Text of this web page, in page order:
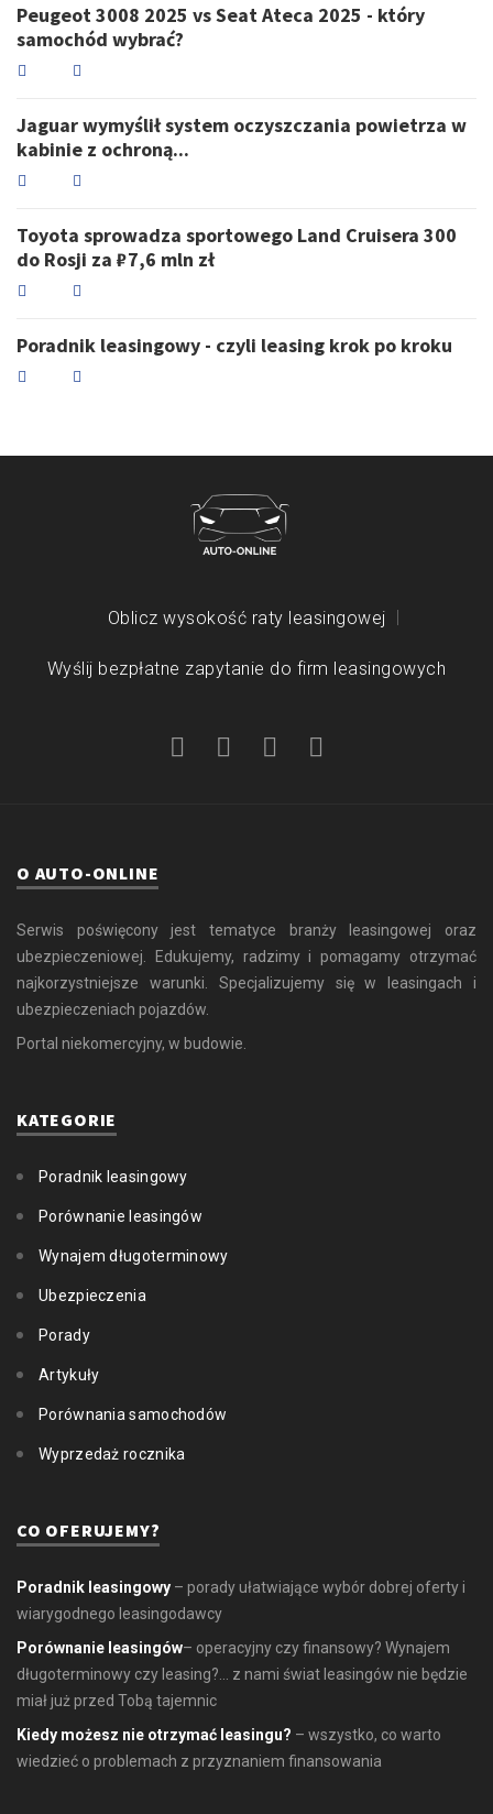
Peugeot 3008 2025 vs Seat Ateca 2025 - który
samochód wybrać?
Jaguar wymyślił system oczyszczania powietrza w
kabinie z ochroną...
Toyota sprowadza sportowego Land Cruisera 300
do Rosji za ₽7,6 mln zł
Poradnik leasingowy - czyli leasing krok po kroku
Oblicz wysokość raty leasingowej
Wyślij bezpłatne zapytanie do firm leasingowych
O AUTO-ONLINE
Serwis poświęcony jest tematyce branży leasingowej oraz
ubezpieczeniowej. Edukujemy, radzimy i pomagamy otrzymać
najkorzystniejsze warunki. Specjalizujemy się w leasingach i
ubezpieczeniach pojazdów.
Portal niekomercyjny, w budowie.
KATEGORIE
Poradnik leasingowy
Porównanie leasingów
Wynajem długoterminowy
Ubezpieczenia
Porady
Artykuły
Porównania samochodów
Wyprzedaż rocznika
CO OFERUJEMY?
Poradnik leasingowy – porady ułatwiające wybór dobrej oferty i
wiarygodnego leasingodawcy
Porównanie leasingów– operacyjny czy finansowy? Wynajem
długoterminowy czy leasing?... z nami świat leasingów nie będzie
miał już przed Tobą tajemnic
Kiedy możesz nie otrzymać leasingu? – wszystko, co warto
wiedzieć o problemach z przyznaniem finansowania